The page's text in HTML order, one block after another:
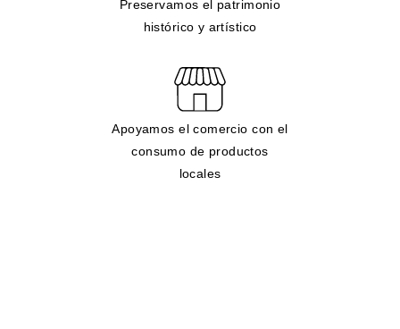
Preservamos el patrimonio
histórico y artístico
Apoyamos el comercio con el
consumo de productos
locales